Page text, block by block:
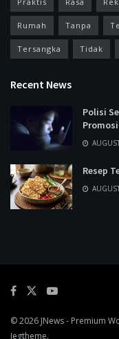
Rumah Tanpa
Tersangka Tidak
Recent News
Polisi
Resep
© 2026 JNews- Premium
Jegtheme.